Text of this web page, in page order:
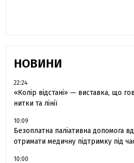
НОВИНИ
22:24
«Колір відстані» — виставка, що
нитки та лінії
10:09
Безоплатна паліативна допомога
отримати медичну підтримку під
10:00